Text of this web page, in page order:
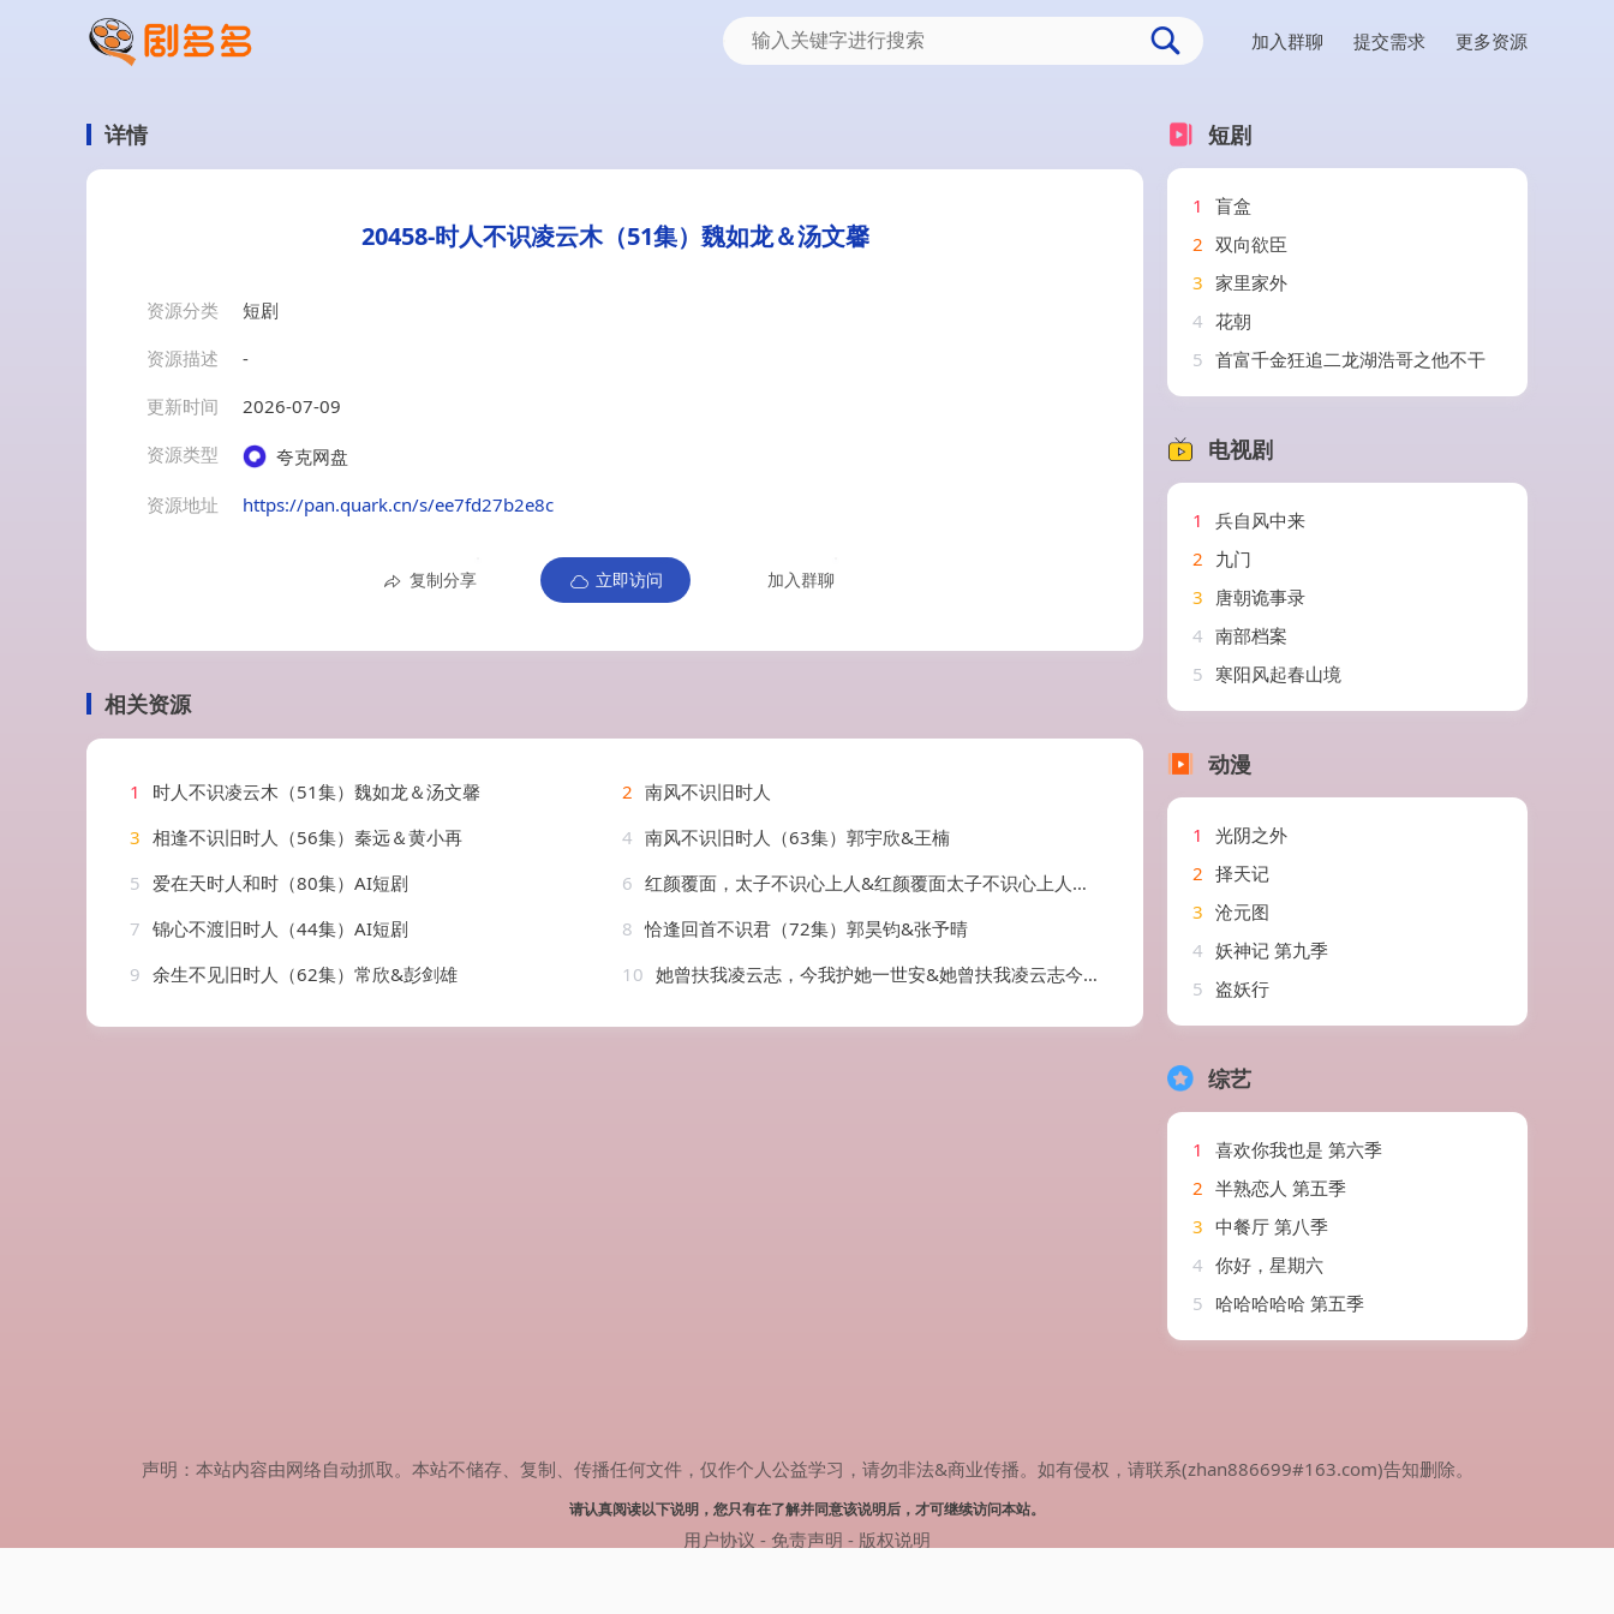
加入群聊 提交需求 更多资源
详情
20458-时人不识凌云木（51集）魏如龙＆汤文馨
资源分类
短剧
资源描述
-
更新时间
2026-07-09
资源类型
夸克网盘
资源地址
https://pan.quark.cn/s/ee7fd27b2e8c
复制分享 立即访问 加入群聊
相关资源
1 时人不识凌云木（51集）魏如龙＆汤文馨 2 南风不识旧时人
3 相逢不识旧时人（56集）秦远＆黄小再 4 南风不识旧时人（63集）郭宇欣&王楠
5 爱在天时人和时（80集）AI短剧 6 红颜覆面，太子不识心上人&红颜覆面太子不识心上人（50集）AI短剧
7 锦心不渡旧时人（44集）AI短剧 8 恰逢回首不识君（72集）郭昊钧&张予晴
9 余生不见旧时人（62集）常欣&彭剑雄 10 她曾扶我凌云志，今我护她一世安&她曾扶我凌云志今我护她一世安（51集）韩琪&秦远
短剧
1
盲盒
2 双向欲臣
3 家里家外
4 花朝
5 首富千金狂追二龙湖浩哥之他不干
电视剧
1
兵自风中来
2 九门
3 唐朝诡事录
4 南部档案
5 寒阳风起春山境
动漫
1
光阴之外
2 择天记
3 沧元图
4 妖神记 第九季
5 盗妖行
综艺
1
喜欢你我也是 第六季
2 半熟恋人 第五季
3 中餐厅 第八季
4 你好，星期六
5 哈哈哈哈哈 第五季
声明：本站内容由网络自动抓取。本站不储存、复制、传播任何文件，仅作个人公益学习，请勿非法&商业传播。如有侵权，请联系(zhan886699#163.com)告知删除。
请认真阅读以下说明，您只有在了解并同意该说明后，才可继续访问本站。
用户协议 - 免责声明 - 版权说明